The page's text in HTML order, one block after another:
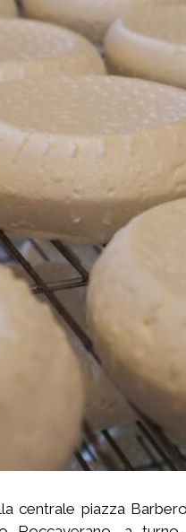
centrale piazza Barbero